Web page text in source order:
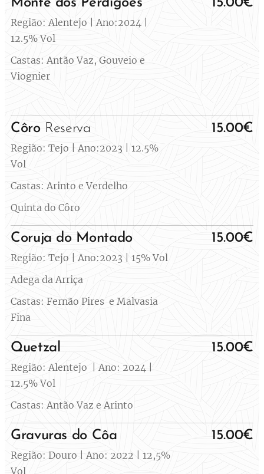
Monte dos Perdigões
Região: Alentejo | Ano:2024 |
12.5% Vol
Castas: Antão Vaz, Gouveio e
Viognier
15.00€
Côro Reserva
Região: Tejo | Ano:2023 | 12.5%
Vol
Castas: Arinto e Verdelho
Quinta do Côro
15.00€
Coruja do Montado
Região: Tejo | Ano:2023 | 15% Vol
Adega da Arriça
Castas: Fernão Pires e Malvasia
Fina
15.00€
Quetzal
Região: Alentejo | Ano: 2024 |
12.5% Vol
Castas: Antão Vaz e Arinto
15.00€
Gravuras do Côa
Região: Douro | Ano: 2022 | 12,5%
Vol
15.00€